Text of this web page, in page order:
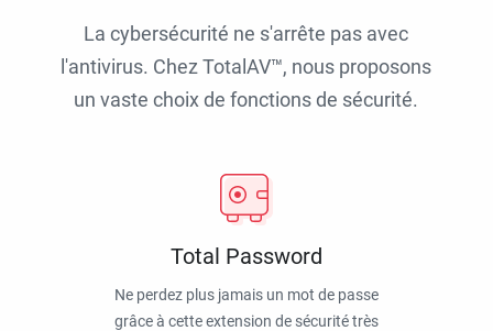
La cybersécurité ne s'arrête pas avec
l'antivirus. Chez TotalAV™, nous proposons
un vaste choix de fonctions de sécurité.
Total Password
Ne perdez plus jamais un mot de passe
grâce à cette extension de sécurité très